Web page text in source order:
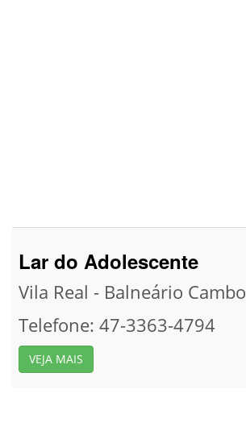
Lar do Adolescente
Vila Real - Balneário
Telefone: 47-3363-4794
VEJA MAIS